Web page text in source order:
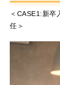
＜CASE1:新卒
任＞